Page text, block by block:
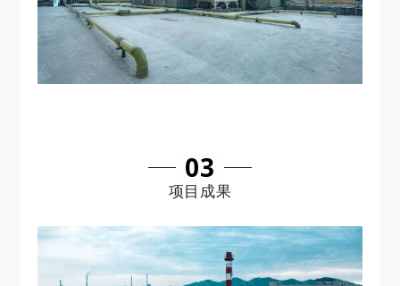
03
项目成果